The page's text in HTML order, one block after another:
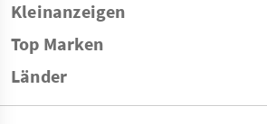
Kleinanzeigen
Top Marken
Länder